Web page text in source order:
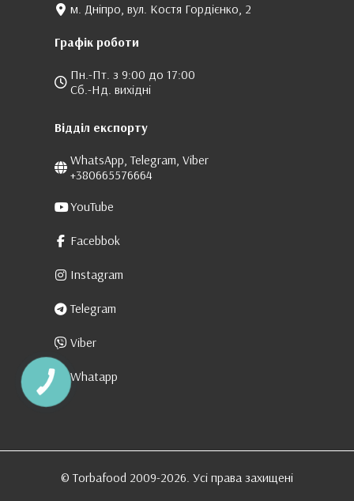
м. Дніпро, вул. Костя Гордієнко, 2
Графік роботи
Пн.-Пт. з 9:00 до 17:00
Сб.-Нд. вихідні
Відділ експорту
WhatsApp, Telegram, Viber
+380665576664
YouTube
Facebbok
Instagram
Telegram
Viber
Whatapp
© Torbafood 2009-2026. Усі права захищені
КНОПКА
ЗВ'ЯЗКУ